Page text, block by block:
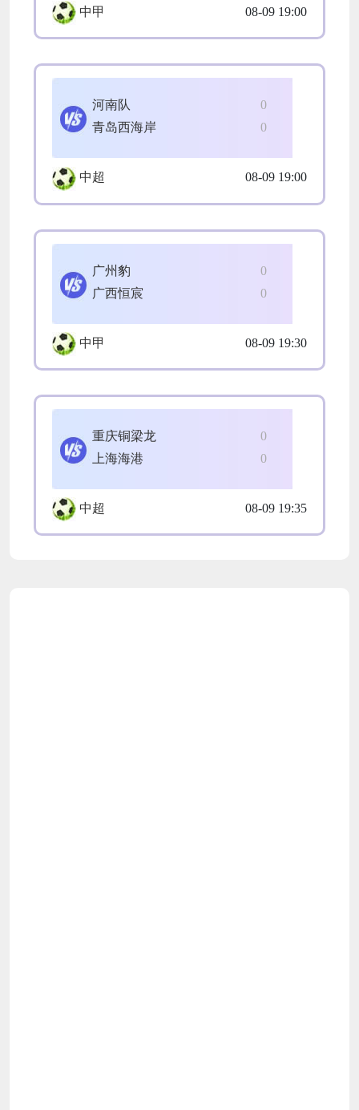
中甲 08-09 19:00
0
河南队
0
青岛西海岸
中超 08-09 19:00
0
广州豹
0
广西恒宸
中甲 08-09 19:30
0
重庆铜梁龙
0
上海海港
中超 08-09 19:35